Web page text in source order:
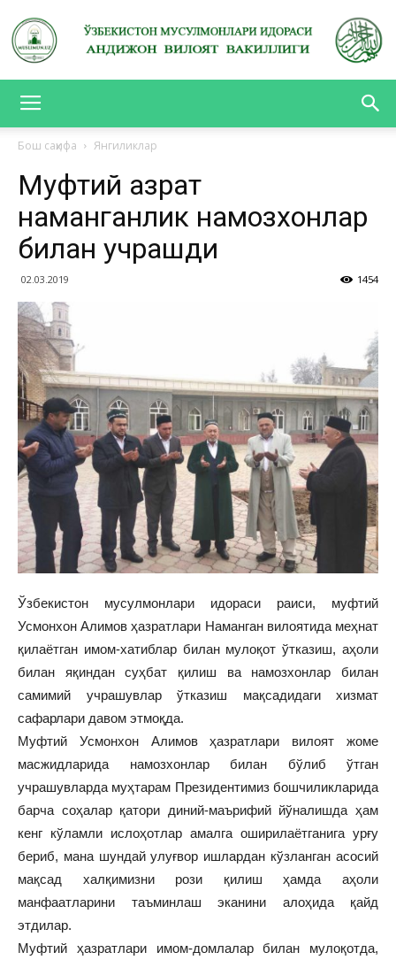
ВИЛОЯТ
ВАКИЛЛИГИ
Бош саҳифа Янгиликлар
Муфтий ҳазрат
наманганлик намозхонлар
билан учрашди
02.03.2019 1454
Ўзбекистон мусулмонлари идораси раиси, муфтий
Усмонхон Алимов ҳазратлари Наманган вилоятида меҳнат
қилаётган имом-хатиблар билан мулоқот ўтказиш, аҳоли
билан яқиндан суҳбат қилиш ва намозхонлар билан
самимий учрашувлар ўтказиш мақсадидаги хизмат
сафарлари давом этмоқда.
Муфтий Усмонхон Алимов ҳазратлари вилоят жоме
масжидларида намозхонлар билан бўлиб ўтган
учрашувларда муҳтарам Президентимиз бошчиликларида
барча соҳалар қатори диний-маърифий йўналишда ҳам
кенг кўламли ислоҳотлар амалга оширилаётганига урғу
бериб, мана шундай улуғвор ишлардан кўзланган асосий
мақсад халқимизни рози қилиш ҳамда аҳоли
манфаатларини таъминлаш эканини алоҳида қайд
этдилар.
Муфтий ҳазратлари имом-домлалар билан мулоқотда,